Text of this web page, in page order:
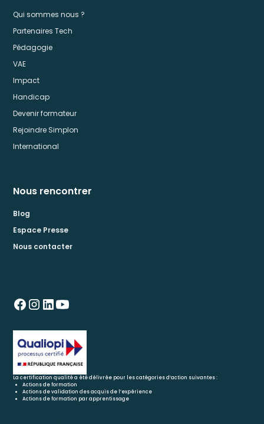
Qui sommes nous ?
Partenaires Tech
Pédagogie
VAE
Impact
Handicap
Devenir formateur
Rejoindre Simplon
International
Nous rencontrer
Blog
Espace Presse
Nous contacter
La certification qualité a été délivrée pour les catégories d’action suivantes :
Actions de formation
Actions de validation des acquis de l’expérience
Actions de formation par apprentissage